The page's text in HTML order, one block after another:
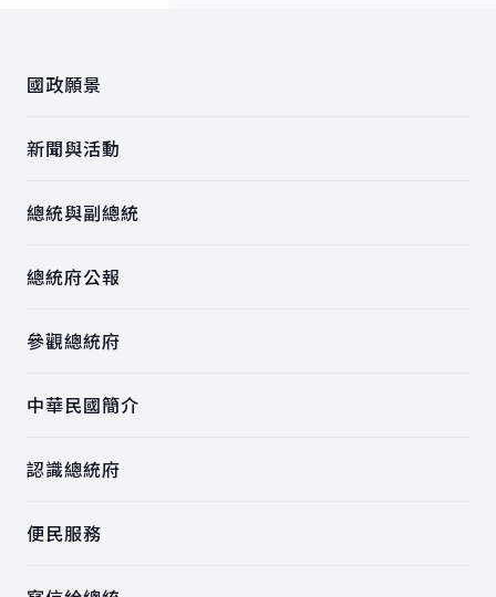
國政願景
新聞與活動
總統與副總統
總統府公報
參觀總統府
中華民國簡介
認識總統府
便民服務